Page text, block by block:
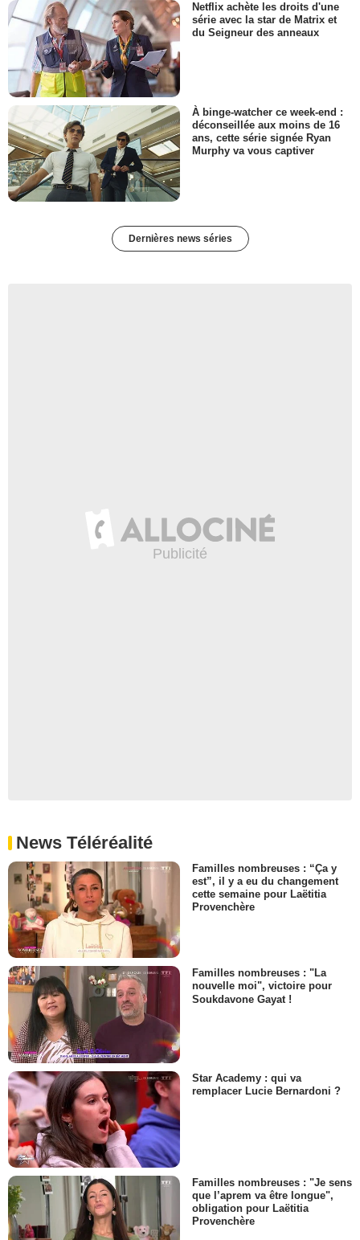
Netflix achète les droits d'une
série avec la star de Matrix et
du Seigneur des anneaux
À binge-watcher ce week-end :
déconseillée aux moins de 16
ans, cette série signée Ryan
Murphy va vous captiver
Dernières news séries
News Téléréalité
Familles nombreuses : “Ça y
est”, il y a eu du changement
cette semaine pour Laëtitia
Provenchère
Familles nombreuses : "La
nouvelle moi", victoire pour
Soukdavone Gayat !
Star Academy : qui va
remplacer Lucie Bernardoni ?
Familles nombreuses : "Je sens
que l’aprem va être longue",
obligation pour Laëtitia
Provenchère